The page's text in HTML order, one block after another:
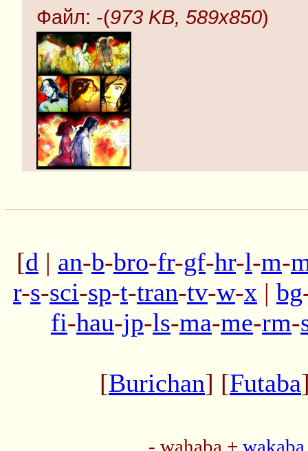
Файл: -(973 KB, 589x850)
[d | an-b-bro-fr-gf-hr-l-m-
r-s-sci-sp-t-tran-tv-w-x | bg
fi-hau-jp-ls-ma-me-rm-
[Burichan] [Futaba
- wahaba +